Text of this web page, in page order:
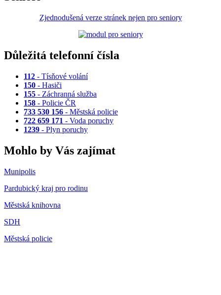
Zjednodušená verze stránek nejen pro seniory
Důležitá telefonní čísla
112 - Tísňové volání
150 - Hasiči
155 - Záchranná služba
158 - Policie ČR
733 530 156 - Městská policie
722 659 171 - Voda poruchy
1239 - Plyn poruchy
Mohlo by Vás zajímat
Munipolis
Pardubický kraj pro rodinu
Městská knihovna
SDH
Městská policie